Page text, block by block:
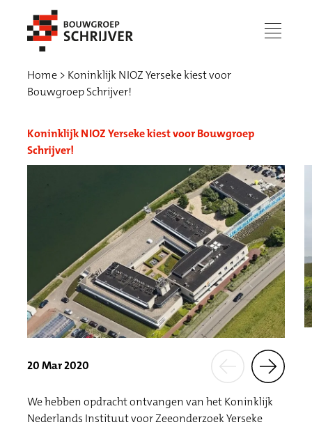
menu
Werken bij
Home
Koninklijk NIOZ Yerseke kiest voor
Bouwgroep Schrijver!
Koninklijk NIOZ Yerseke kiest voor Bouwgroep
Schrijver!
20 Mar 2020
We hebben opdracht ontvangen van het Koninklijk
Nederlands Instituut voor Zeeonderzoek Yerseke